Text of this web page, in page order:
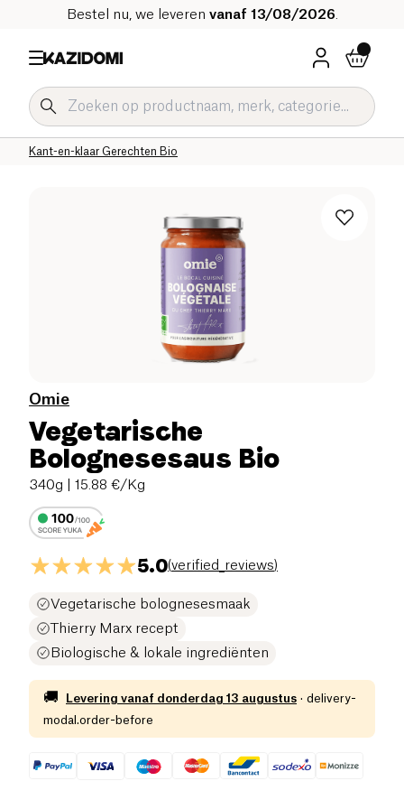
Bestel nu, we leveren vanaf 13/08/2026
Kant-en-klaar Gerechten Bio
Kant-en-klaar Gerechten en Soepen Bio
Zoute Kruidenierswaren Bio
Onze biologische catalogus
Home
Omie
Vegetarische
Bolognesesaus Bio
340g | 15.88 €/Kg
5.0(verified_reviews)
Vegetarische bolognesesmaak
Thierry Marx recept
Biologische & lokale ingrediënten
🚚 Levering vanaf donderdag 13 augustus · delivery-
modal.order-before